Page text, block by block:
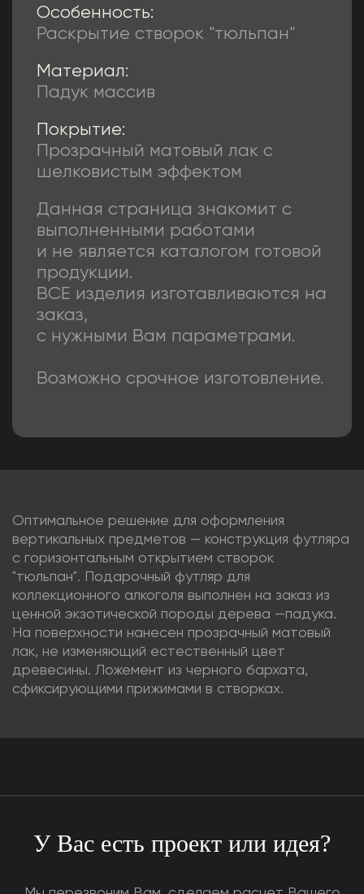
Особенность:
Раскрытие створок "тюльпан"
Материал:
Падук массив
Покрытие:
Прозрачный матовый лак с
шелковистым эффектом
Данная страница знакомит с
выполненными работами
и не является каталогом готовой
продукции.
ВСЕ изделия изготавливаются на
заказ,
с нужными Вам параметрами.
Возможно срочное изготовление.
Оптимальное решение для оформления
вертикальных предметов — конструкция футляра
с горизонтальным открытием створок
"тюльпан". Подарочный футляр для
коллекционного алкоголя выполнен на заказ из
ценной экзотической породы дерева —падука.
На поверхности нанесен прозрачный матовый
лак, не изменяющий естественный цвет
древесины. Ложемент из черного бархата,
сфиксирующими прижимами в створках.
У Вас есть проект или идея?